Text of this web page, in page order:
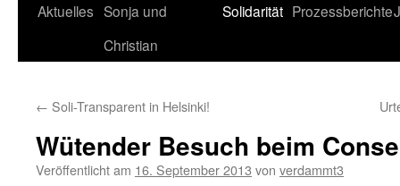
Aktuelles Sonja und
Christian
Solidarität Prozessberichte
← Soli-Transparent in Helsinki!
Wütender Besuch beim
Veröffentlicht am 16. September 2013 von verdammt3